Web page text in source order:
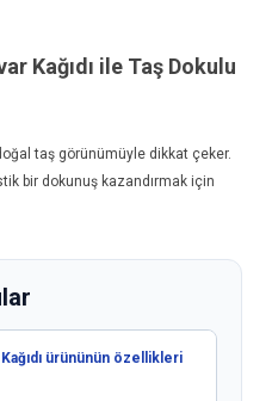
Kağıdı ile Taş Dokulu
doğal taş görünümüyle dikkat çeker.
bir dokunuş kazandırmak için
ürününün özellikleri